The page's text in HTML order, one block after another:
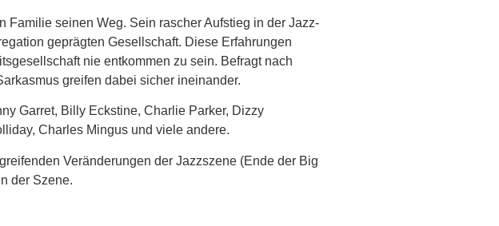
Familie seinen Weg. Sein rascher Aufstieg in der Jazz-
geprägten Gesellschaft. Diese Erfahrungen
nie entkommen zu sein. Befragt nach
greifen dabei sicher ineinander.
Garret, Billy Eckstine, Charlie Parker, Dizzy
Charles Mingus und viele andere.
Veränderungen der Jazzszene (Ende der Big
der Szene.